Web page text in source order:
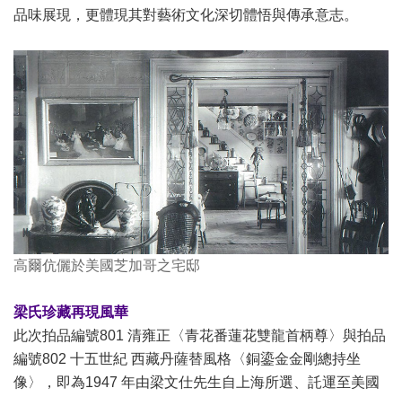
品味展現，更體現其對藝術文化深切體悟與傳承意志。
高爾伉儷於美國芝加哥之宅邸
梁氏珍藏再現風華
此次拍品編號801 清雍正〈青花番蓮花雙龍首柄尊〉與拍品
編號802 十五世紀 西藏丹薩替風格〈銅鎏金金剛總持坐
像〉，即為1947 年由梁文仕先生自上海所選、託運至美國